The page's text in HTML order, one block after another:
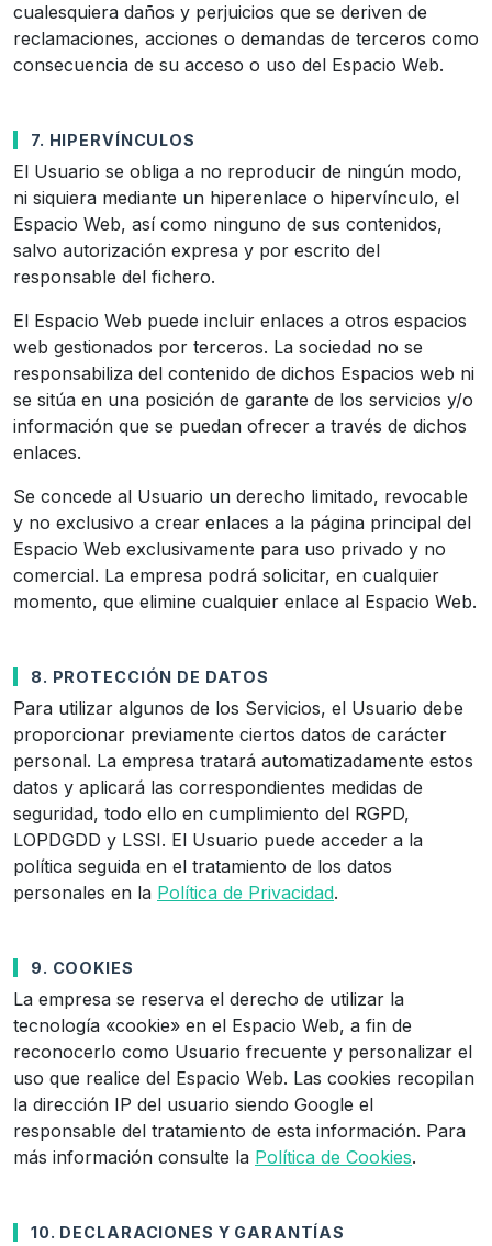
cualesquiera daños y perjuicios que se deriven de
reclamaciones, acciones o demandas de terceros como
consecuencia de su acceso o uso del Espacio Web.
7. HIPERVÍNCULOS
El Usuario se obliga a no reproducir de ningún modo,
ni siquiera mediante un hiperenlace o hipervínculo, el
Espacio Web, así como ninguno de sus contenidos,
salvo autorización expresa y por escrito del
responsable del fichero.
El Espacio Web puede incluir enlaces a otros espacios
web gestionados por terceros. La sociedad no se
responsabiliza del contenido de dichos Espacios web ni
se sitúa en una posición de garante de los servicios y/o
información que se puedan ofrecer a través de dichos
enlaces.
Se concede al Usuario un derecho limitado, revocable
y no exclusivo a crear enlaces a la página principal del
Espacio Web exclusivamente para uso privado y no
comercial. La empresa podrá solicitar, en cualquier
momento, que elimine cualquier enlace al Espacio Web.
8. PROTECCIÓN DE DATOS
Para utilizar algunos de los Servicios, el Usuario debe
proporcionar previamente ciertos datos de carácter
personal. La empresa tratará automatizadamente estos
datos y aplicará las correspondientes medidas de
seguridad, todo ello en cumplimiento del RGPD,
LOPDGDD y LSSI. El Usuario puede acceder a la
política seguida en el tratamiento de los datos
personales en la Política de Privacidad.
9. COOKIES
La empresa se reserva el derecho de utilizar la
tecnología «cookie» en el Espacio Web, a fin de
reconocerlo como Usuario frecuente y personalizar el
uso que realice del Espacio Web. Las cookies recopilan
la dirección IP del usuario siendo Google el
responsable del tratamiento de esta información. Para
más información consulte la Política de Cookies.
10. DECLARACIONES Y GARANTÍAS